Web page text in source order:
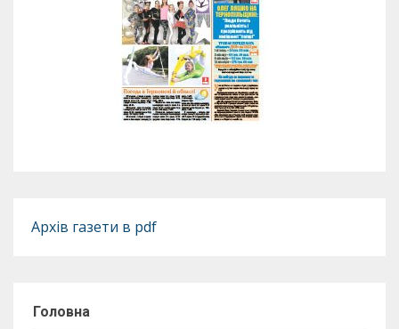
Архів газети в pdf
Головна